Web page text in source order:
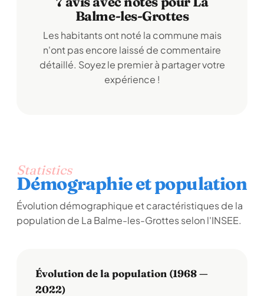
Balme-les-Grottes
Les habitants ont noté la commune mais
n'ont pas encore laissé de commentaire
détaillé. Soyez le premier à partager votre
expérience !
Statistics
Démographie et population
Évolution démographique et caractéristiques de la
population de La Balme-les-Grottes selon l'INSEE.
Évolution de la population (1968 —
2022)